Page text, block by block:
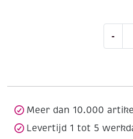
-
aantal
Meer dan 10.000
Levertijd 1 tot 5